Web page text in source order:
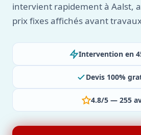
intervient rapidement à Aalst,
prix fixes affichés avant
Intervention en
Devis 100%
4.8/5 — 255